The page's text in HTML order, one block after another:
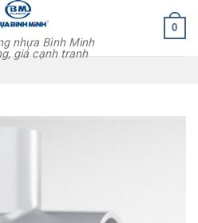
nhựa Bình Minh
giá cạnh tranh
0